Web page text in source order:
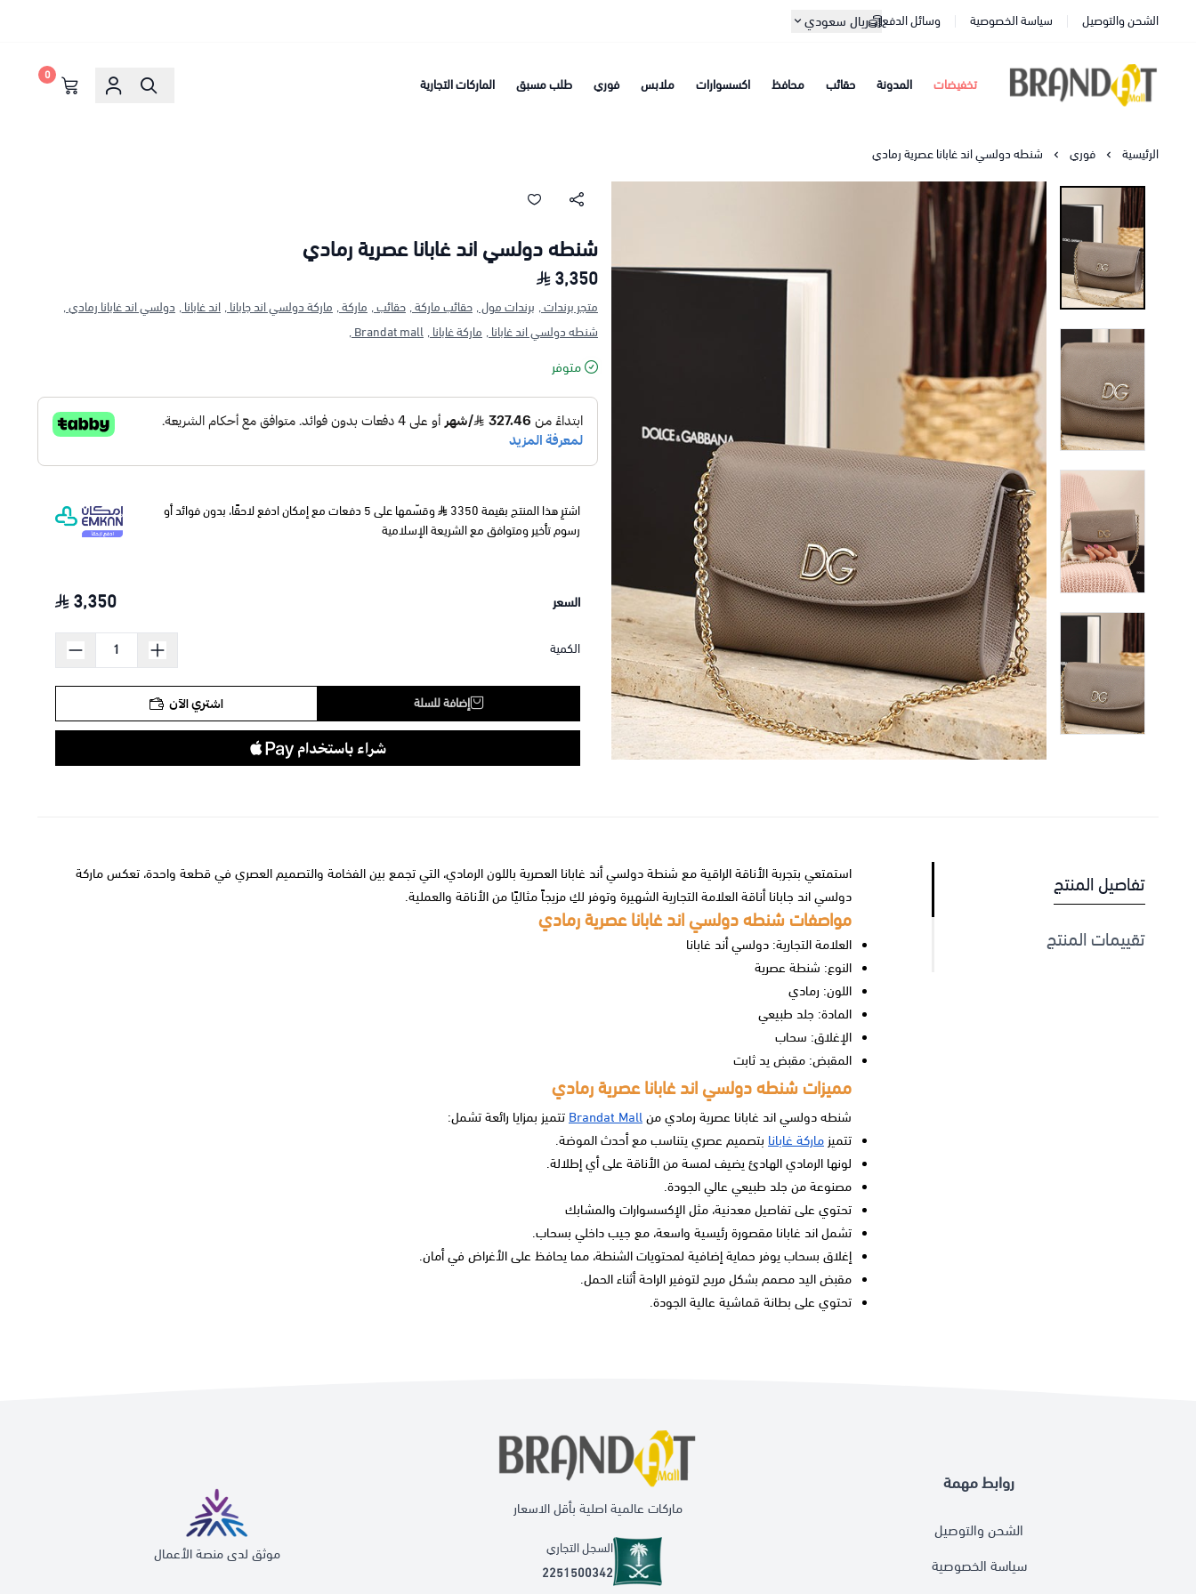
الشحن والتوصيل سياسة الخصوصية وسائل الدفع ريال سعودي
براندات مول تخفيضات المدونة حقائب محافظ اكسسوارات ملابس فوري طلب مسبق الماركات التجارية
0
الرئيسية فوري شنطه دولسي اند غابانا عصرية رمادي
شنطه دولسي اند غابانا عصرية رمادي
3,350
متجر برندات , برندات مول , حقائب ماركة , حقائب , ماركة , ماركة دولسي اند جابانا , اند غابانا , دولسي اند غابانا رمادي ,
شنطه دولسي اند غابانا , ماركة غابانا , Brandat mall ,
متوفر
اشترِ هذا المنتج بقيمة 3350
وقسّمها على 5 دفعات مع إمكان ادفع لاحقًا، بدون فوائد أو
رسوم تأخير ومتوافق مع الشريعة الإسلامية
السعر 3,350
الكمية
إضافة للسلة اشتري الآن
تفاصيل المنتج
تقييمات المنتج
استمتعي بتجربة الأناقة الراقية مع شنطة دولسي أند غابانا العصرية باللون الرمادي، التي تجمع بين الفخامة والتصميم العصري في قطعة واحدة، تعكسماركة
دولسي اند جاباناأناقة العلامة التجارية الشهيرة وتوفر لكِ مزيجاً مثاليًا من الأناقة والعملية.
مواصفات شنطه دولسي اند غابانا عصرية رمادي
العلامة التجارية: دولسي أند غابانا
النوع: شنطة عصرية
اللون: رمادي
المادة: جلد طبيعي
الإغلاق: سحاب
المقبض: مقبض يد ثابت
مميزات شنطه دولسي اند غابانا عصرية رمادي
شنطه دولسي اند غابانا عصرية رمادي منBrandat Mall تتميز بمزايا رائعة تشمل:
تتميز ماركة غابانا بتصميم عصري يتناسب مع أحدث الموضة.
لونها الرمادي الهادئ يضيف لمسة من الأناقة على أي إطلالة.
مصنوعة من جلد طبيعي عالي الجودة.
تحتوي على تفاصيل معدنية، مثل الإكسسوارات والمشابك
تشملاند غابانا مقصورة رئيسية واسعة، مع جيب داخلي بسحاب.
إغلاق بسحاب يوفر حماية إضافية لمحتويات الشنطة، مما يحافظ على الأغراض في أمان.
مقبض اليد مصمم بشكل مريح لتوفير الراحة أثناء الحمل.
تحتوي على بطانة قماشية عالية الجودة.
روابط مهمة
الشحن والتوصيل
سياسة الخصوصية
ماركات عالمية اصلية بأقل الاسعار
السجل التجاري
2251500342
موثق لدى منصة الأعمال